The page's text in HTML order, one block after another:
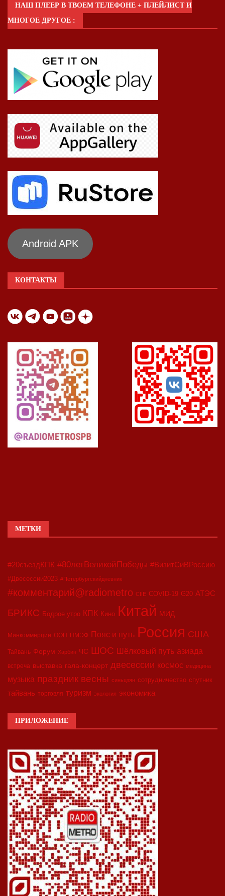
НАШ ПЛЕЕР В ТВОЕМ ТЕЛЕФОНЕ + ПЛЕЙЛИСТ И
МНОГОЕ ДРУГОЕ :
Android APK
КОНТАКТЫ
МЕТКИ
#20съездКПК #80летВеликойПобеды #ВизитСиВРоссию
#Двесессии2023 #Петербургскийдневник
#комментарий@radiometro CIIE COVID-19 G20 АТЭС
БРИКС Бодрое утро КПК Кино Китай МИД
Минкоммерции ООН ПМЭФ Пояс и путь Россия США
Тайвань Форум Харбин ЧС ШОС Шёлковый путь азиада
встреча выставка гала-концерт двесессии космос медицина
музыка праздник весны синьцзян сотрудничество спутник
тайвань торговля туризм экология экономика
ПРИЛОЖЕНИЕ